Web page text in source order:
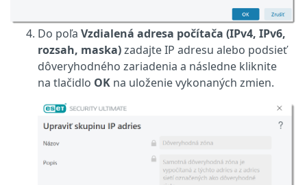
Do poľa Vzdialená adresa počítača (IPv4, IPv6,
rozsah, maska)zadajte IP adresu alebo podsieť
dôveryhodného zariadenia a následne kliknite
na tlačidlo OK na uloženie vykonaných zmien.